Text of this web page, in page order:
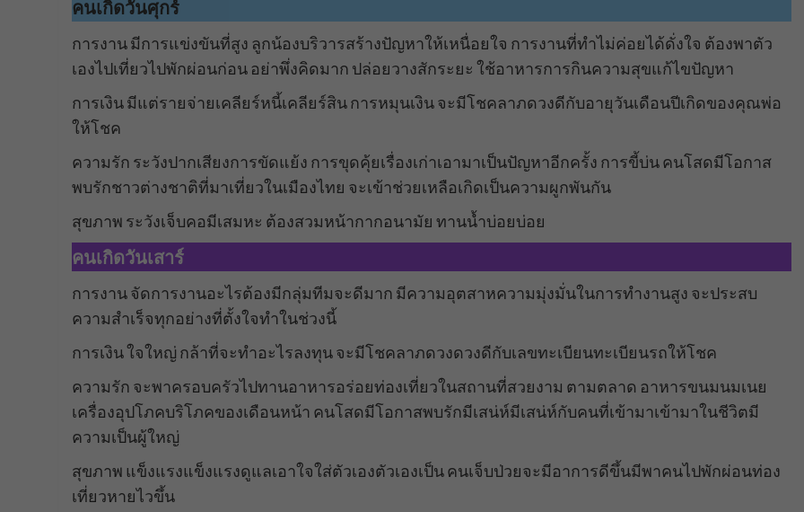
คนเกิดวันศุกร์
การงาน มีการแข่งขันที่สูง ลูกน้องบริวารสร้างปัญหาให้เหนื่อยใจ การงานที่ทำไม่ค่อยได้ดั่งใจ ต้องพาตัว
เองไปเที่ยวไปพักผ่อนก่อน อย่าพึ่งคิดมาก ปล่อยวางสักระยะ ใช้อาหารการกินความสุขแก้ไขปัญหา
การเงิน มีแต่รายจ่ายเคลียร์หนี้เคลียร์สิน การหมุนเงิน จะมีโชคลาภดวงดีกับอายุวันเดือนปีเกิดของคุณพ่อ
ให้โชค
ความรัก ระวังปากเสียงการขัดแย้ง การขุดคุ้ยเรื่องเก่าเอามาเป็นปัญหาอีกครั้ง การขี้บ่น คนโสดมีโอกาส
พบรักชาวต่างชาติที่มาเที่ยวในเมืองไทย จะเข้าช่วยเหลือเกิดเป็นความผูกพันกัน
สุขภาพ ระวังเจ็บคอมีเสมหะ ต้องสวมหน้ากากอนามัย ทานน้ำบ่อยบ่อย
คนเกิดวันเสาร์
การงาน จัดการงานอะไรต้องมีกลุ่มทีมจะดีมาก มีความอุตสาหความมุ่งมั่นในการทำงานสูง จะประสบ
ความสำเร็จทุกอย่างที่ตั้งใจทำในช่วงนี้
การเงิน ใจใหญ่ กล้าที่จะทำอะไรลงทุน จะมีโชคลาภดวงดวงดีกับเลขทะเบียนทะเบียนรถให้โชค
ความรัก จะพาครอบครัวไปทานอาหารอร่อยท่องเที่ยวในสถานที่สวยงาม ตามตลาด อาหารขนมนมเนย
เครื่องอุปโภคบริโภคของเดือนหน้า คนโสดมีโอกาสพบรักมีเสน่ห์มีเสน่ห์กับคนที่เข้ามาเข้ามาในชีวิตมี
ความเป็นผู้ใหญ่
สุขภาพ แข็งแรงแข็งแรงดูแลเอาใจใส่ตัวเองตัวเองเป็น คนเจ็บป่วยจะมีอาการดีขึ้นมีพาคนไปพักผ่อนท่อง
เที่ยวหายไวขึ้น